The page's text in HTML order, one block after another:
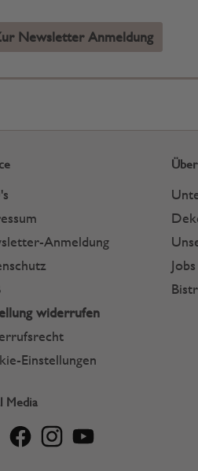
Newsletter Anmeldung
Anmeldung
widerrufen
Einstellungen
Jobs
Media